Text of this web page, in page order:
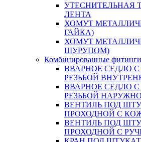
УТЕСНИТЕЛЬНАЯ
ЛЕНТА
ХОМУТ
ГАЙКА)
ХОМУТ
ШУРУПОМ)
Комбинированные фитинги
ВВАРНОЕ СЕДЛО
РЕЗЬБОЙ
ВВАРНОЕ СЕДЛО
РЕЗЬБОЙ
ВЕНТИЛЬ ПОД
ПРОХОДНОЙ С
ВЕНТИЛЬ ПОД
ПРОХОДНОЙ С